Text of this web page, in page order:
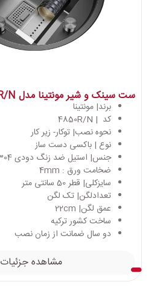
ست سینک و شیر مونتینا مدل 4850R/N
برند| مونتینا
کد | 4850R/N
نحوه نصب| توکار- زیر کار
نوع | باکسی دست ساز
جنس| استیل ضد زنگ دودی AISI 304
ضخامت ورق : 4mm
سایزکلی| قطر 50 سانتی متر
تعدادلگن| تک لگن
عمق لگن| 22cm
ساخت کشور ترکیه
دو سال ضمانت از زمان نصب
مشاهده جزئیات